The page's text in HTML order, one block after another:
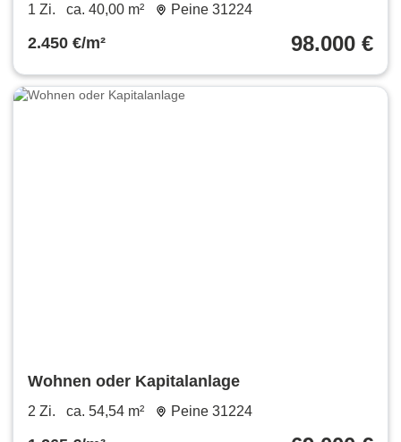
1 Zi. ca. 40,00 m² Peine 31224
2.450 €/m² 98.000 €
Wohnen oder Kapitalanlage
2 Zi. ca. 54,54 m² Peine 31224